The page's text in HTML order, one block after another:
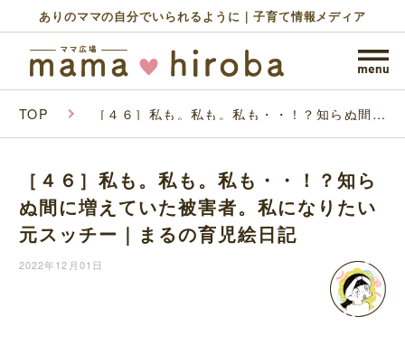
ありのママの自分でいられるように｜子育て情報メディア
TOP ［４６］私も。私も。私も・・！？知らぬ間に
まるの育児絵日記
［４６］私も。私も。私も・・！？知ら
ぬ間に増えていた被害者。私になりたい
元スッチー｜まるの育児絵日記
2022年12月01日